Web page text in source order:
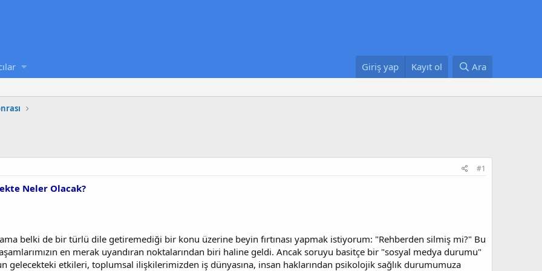
Giriş yap Kayıt ol Ara
#1
Neler Olacak?
belki de bir türlü dile getiremediği bir konu üzerine beyin fırtınası yapmak istiyorum: "Rehberden silmiş mi?" Bu
en merak uyandıran noktalarından biri haline geldi. Ancak soruyu basitçe bir "sosyal medya durumu"
gelecekteki etkileri, toplumsal ilişkilerimizden iş dünyasına, insan haklarından psikolojik sağlık durumumuza